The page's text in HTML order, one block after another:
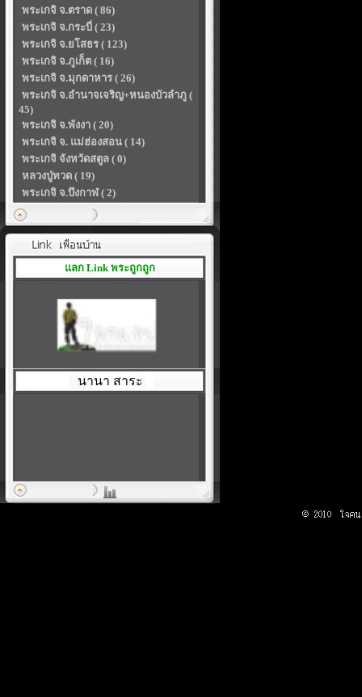
พระเกจิ จ.ตราด ( 86)
พระเกจิ จ.กระบี่ ( 23)
พระเกจิ จ.ยโสธร ( 123)
พระเกจิ จ.ภูเก็ต ( 16)
พระเกจิ จ.มุกดาหาร ( 26)
พระเกจิ จ.อำนาจเจริญ+หนองบัวลำภู (
45)
พระเกจิ จ.พังงา ( 20)
พระเกจิ จ. แม่ฮ่องสอน ( 14)
พระเกจิ จังหวัดสตูล ( 0)
หลวงปู่ทวด ( 19)
พระเกจิ จ.บึงกาฬ ( 2)
แลก Link พระถูกถูก
นานา สาระ